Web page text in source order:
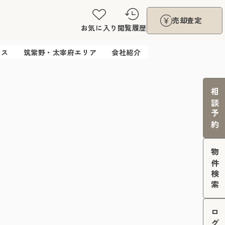
お気に入り 閲覧履歴
売却査定
筑紫野・太宰府エリア 会社紹介
相談予約
物件検索